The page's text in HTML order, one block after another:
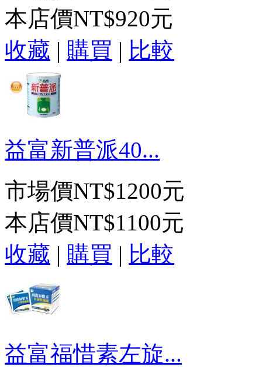
本店價NT$920元
收藏 | 購買 | 比較
益富新普派40...
市場價NT$1200元
本店價NT$1100元
收藏 | 購買 | 比較
益富福惜素左旋...